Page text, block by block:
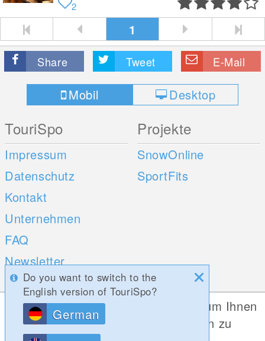
2
1
Share Tweet E-Mail
Mobil Desktop
TouriSpo
Impressum
Datenschutz
Kontakt
Unternehmen
FAQ
Newsletter
Umfragen
Projekte
SnowOnline
SportFits
Mobile Apps Social Web
Do you want to switch to the
English version of TouriSpo?
German
Diese Website verwendet Cookies, um Ihnen
die bestmögliche Funktionalität bieten zu